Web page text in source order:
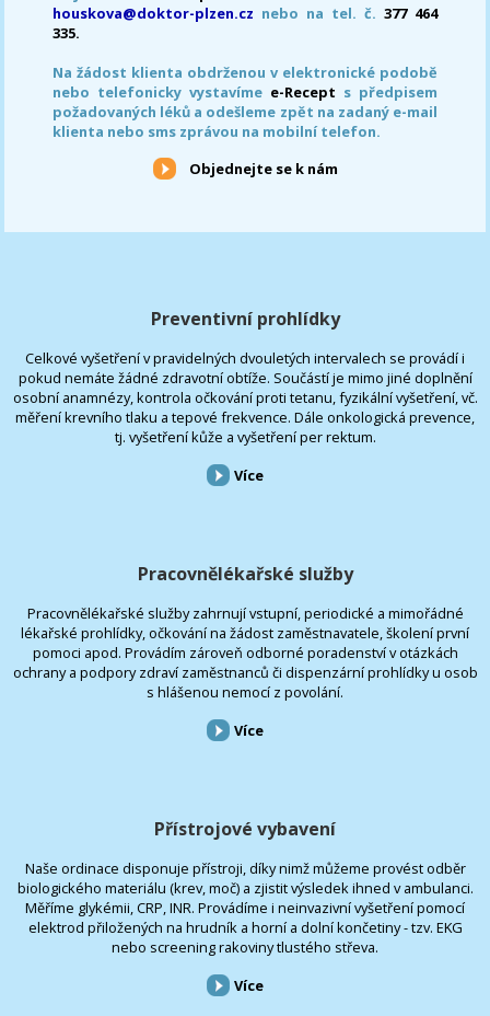
houskova@doktor-plzen.cz nebo na tel. č. 377 464
335.
Na žádost klienta obdrženou v elektronické podobě
nebo telefonicky vystavíme e-Recept s předpisem
požadovaných léků a odešleme zpět na zadaný e-mail
klienta nebo sms zprávou na mobilní telefon.
Objednejte se k nám
Preventivní prohlídky
Celkové vyšetření v pravidelných dvouletých intervalech se provádí i
pokud nemáte žádné zdravotní obtíže. Součástí je mimo jiné doplnění
osobní anamnézy, kontrola očkování proti tetanu, fyzikální vyšetření, vč.
měření krevního tlaku a tepové frekvence. Dále onkologická prevence,
tj. vyšetření kůže a vyšetření per rektum.
Více
Pracovnělékařské služby
Pracovnělékařské služby zahrnují vstupní, periodické a mimořádné
lékařské prohlídky, očkování na žádost zaměstnavatele, školení první
pomoci apod. Provádím zároveň odborné poradenství v otázkách
ochrany a podpory zdraví zaměstnanců či dispenzární prohlídky u osob
s hlášenou nemocí z povolání.
Více
Přístrojové vybavení
Naše ordinace disponuje přístroji, díky nimž můžeme provést odběr
biologického materiálu (krev, moč) a zjistit výsledek ihned v ambulanci.
Měříme glykémii, CRP, INR. Provádíme i neinvazivní vyšetření pomocí
elektrod přiložených na hrudník a horní a dolní končetiny - tzv. EKG
nebo screening rakoviny tlustého střeva.
Více